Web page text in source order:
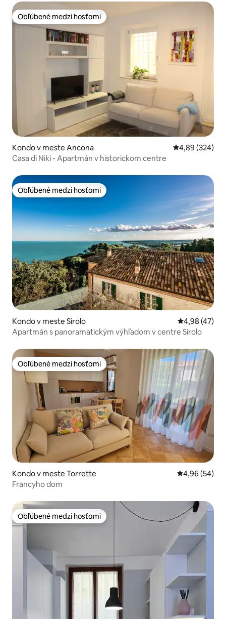
Obľúbené medzi hosťami
Obľúbené medzi hosťami
Kondo v meste Ancona Priemerné
4,89 (324)
Casa di Niki - Apartmán v historickom centre
Obľúbené medzi hosťami
Obľúbené medzi hosťami
Kondo v meste Sirolo Priemerné
4,98 (47)
Apartmán s panoramatickým výhľadom v centre Sirolo
Obľúbené medzi hosťami
Obľúbené medzi hosťami
Kondo v meste Torrette Priemerné
4,96 (54)
Francyho dom
Obľúbené medzi hosťami
Obľúbené medzi hosťami